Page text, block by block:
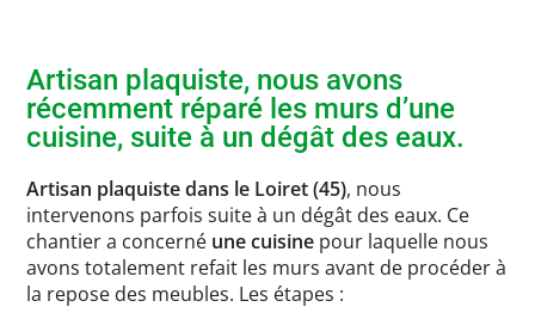
Artisan plaquiste, nous avons
récemment réparé les murs d’une
cuisine, suite à un dégât des eaux.
Artisan plaquiste dans le Loiret (45), nous
intervenons parfois suite à un dégât des eaux. Ce
chantier a concerné une cuisine pour laquelle nous
avons totalement refait les murs avant de procéder à
la repose des meubles. Les étapes :